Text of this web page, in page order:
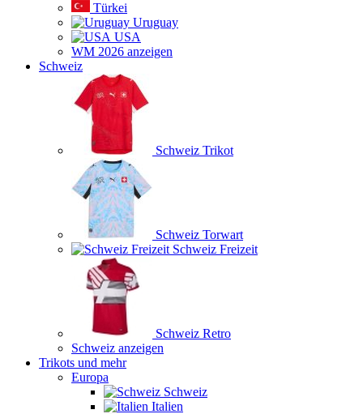
Türkei
Uruguay
USA
WM 2026 anzeigen
Schweiz
Schweiz Trikot
Schweiz Torwart
Schweiz Freizeit
Schweiz Retro
Schweiz anzeigen
Trikots und mehr
Europa
Schweiz
Italien